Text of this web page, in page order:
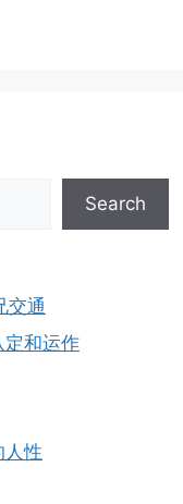
Search
交通
定和运作
人性